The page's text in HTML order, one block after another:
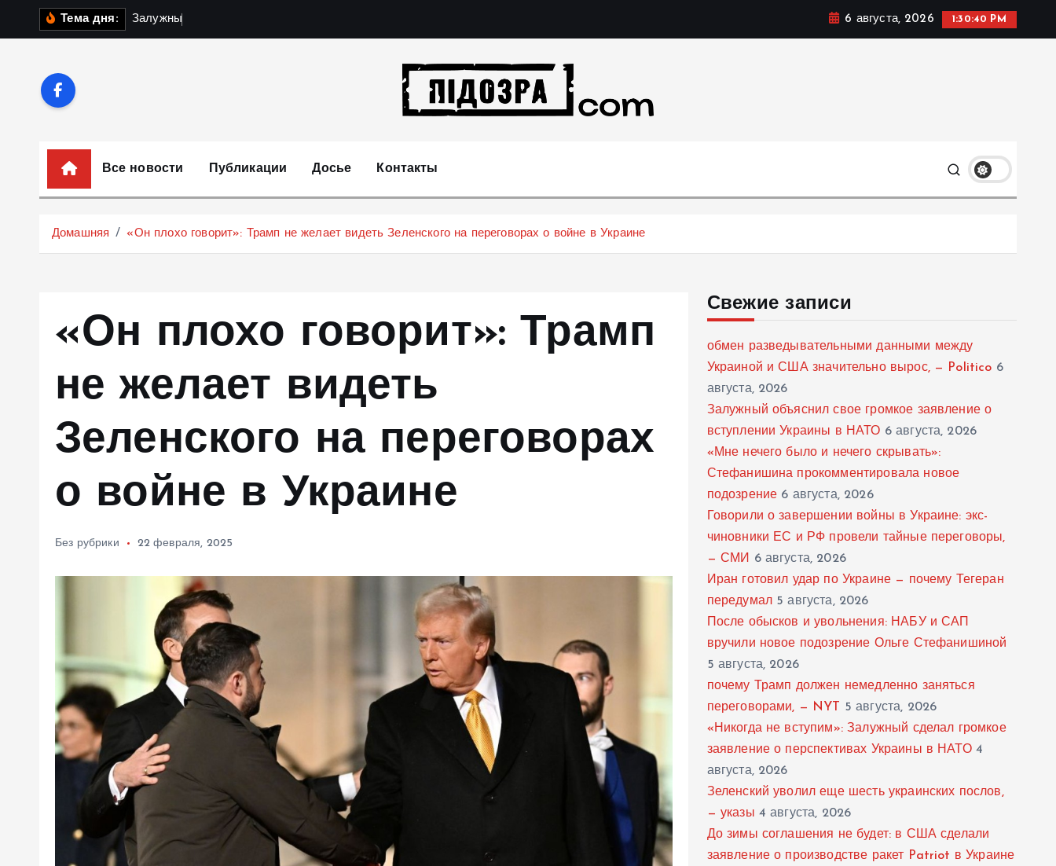
Тема дня: Залужны 6 августа, 2026 1:30:41 PM
Все новости Публикации Досье Контакты
Домашняя «Он плохо говорит»: Трамп не желает видеть Зеленского на переговорах о войне в Украине
«Он плохо говорит»: Трамп
не желает видеть
Зеленского на переговорах
о войне в Украине
Без рубрики 22 февраля, 2025
Свежие записи
обмен разведывательными данными между
Украиной и США значительно вырос, — Politico 6
августа, 2026
Залужный объяснил свое громкое заявление о
вступлении Украины в НАТО 6 августа, 2026
«Мне нечего было и нечего скрывать»:
Стефанишина прокомментировала новое
подозрение 6 августа, 2026
Говорили о завершении войны в Украине: экс-
чиновники ЕС и РФ провели тайные переговоры,
— СМИ 6 августа, 2026
Иран готовил удар по Украине — почему Тегеран
передумал 5 августа, 2026
После обысков и увольнения: НАБУ и САП
вручили новое подозрение Ольге Стефанишиной
5 августа, 2026
почему Трамп должен немедленно заняться
переговорами, — NYT
5 августа, 2026
«Никогда не вступим»: Залужный сделал громкое
заявление о перспективах Украины в НАТО 4
августа, 2026
Зеленский уволил еще шесть украинских послов,
— указы 4 августа, 2026
До зимы соглашения не будет: в США сделали
заявление о производстве ракет Patriot в Украине